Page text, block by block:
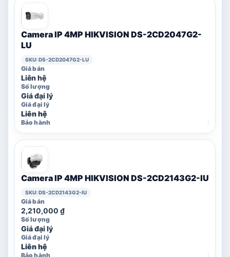
Camera IP 4MP HIKVISION DS-2CD2047G2-
LU
SKU: DS-2CD2047G2-LU
Liên hệ
Giá đại lý
Liên hệ
Camera IP 4MP HIKVISION DS-2CD2143G2-IU
SKU: DS-2CD2143G2-IU
2,210,000 ₫
Giá đại lý
Liên hệ